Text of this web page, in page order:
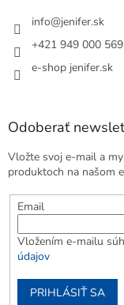
info@jenifer.sk
+421 949 000 569
e-shop jenifer.sk
Odoberať
Vložte svoj e-mail a
produktoch na našom
Email
Vložením e-mailu
údajov
PRIHLÁSIŤ SA